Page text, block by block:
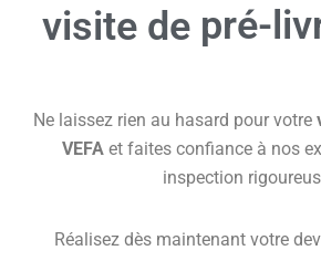
visite de pré-
Ne laissez rien au hasard pour votre
VEFA et faites confiance à nos
inspection
Réalisez dès maintenant votre